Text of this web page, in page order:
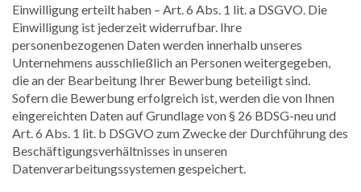
Einwilligung erteilt haben – Art. 6 Abs. 1 lit. a DSGVO. Die
Einwilligung ist jederzeit widerrufbar. Ihre
personenbezogenen Daten werden innerhalb unseres
Unternehmens ausschließlich an Personen weitergegeben,
die an der Bearbeitung Ihrer Bewerbung beteiligt sind.
Sofern die Bewerbung erfolgreich ist, werden die von Ihnen
eingereichten Daten auf Grundlage von § 26 BDSG-neu und
Art. 6 Abs. 1 lit. b DSGVO zum Zwecke der Durchführung des
Beschäftigungsverhältnisses in unseren
Datenverarbeitungssystemen gespeichert.